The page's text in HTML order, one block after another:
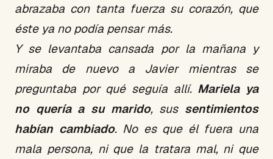
abrazaba con tanta fuerza su corazón, que
éste ya no podía pensar más.
Y se levantaba cansada por la mañana y
miraba de nuevo a Javier mientras se
preguntaba por qué seguía allí. Mariela ya
no quería a su marido, sus sentimientos
habían cambiado. No es que él fuera una
mala persona, ni que la tratara mal, ni que